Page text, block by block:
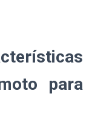
para